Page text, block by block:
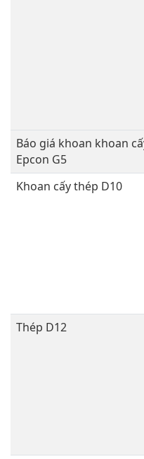
Báo giá khoan khoan
Epcon G5
Khoan cấy thép D10
Thép D12